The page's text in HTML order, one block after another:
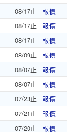
08/17止 報價
08/17止 報價
08/17止 報價
08/09止 報價
08/07止 報價
08/07止 報價
07/23止 報價
07/21止 報價
07/20止 報價